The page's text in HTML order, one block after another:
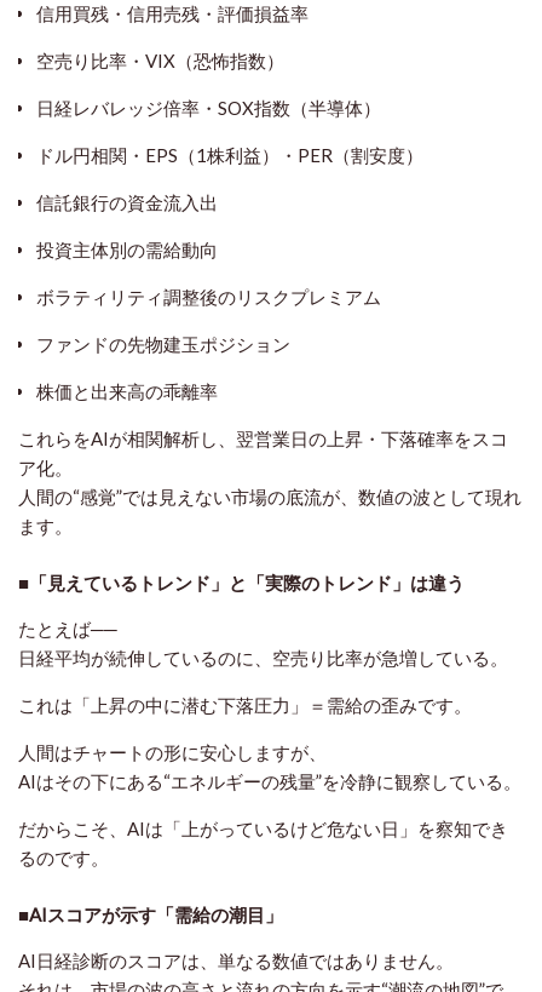
信用買残・信用売残・評価損益率
空売り比率・VIX（恐怖指数）
日経レバレッジ倍率・SOX指数（半導体）
ドル円相関・EPS（1株利益）・PER（割安度）
信託銀行の資金流入出
投資主体別の需給動向
ボラティリティ調整後のリスクプレミアム
ファンドの先物建玉ポジション
株価と出来高の乖離率
これらをAIが相関解析し、翌営業日の 上昇・下落確率をスコ
ア化。
人間の“感覚”では見えない市場の底流が、 数値の波として現れ
ます。
■「見えているトレンド」と「実際のトレンド」は違う
たとえば──
日経平均が続伸しているのに、空売り比率が急増している。
これは「上昇の中に潜む下落圧力」＝ 需給の歪みです。
人間はチャートの形に安心しますが、
AIはその下にある“エネルギーの残量”を冷静に観察している。
だからこそ、AIは「上がっているけど危ない日」を察知でき
るのです。
■AIスコアが示す「需給の潮目」
AI日経診断のスコアは、単なる数値ではありません。